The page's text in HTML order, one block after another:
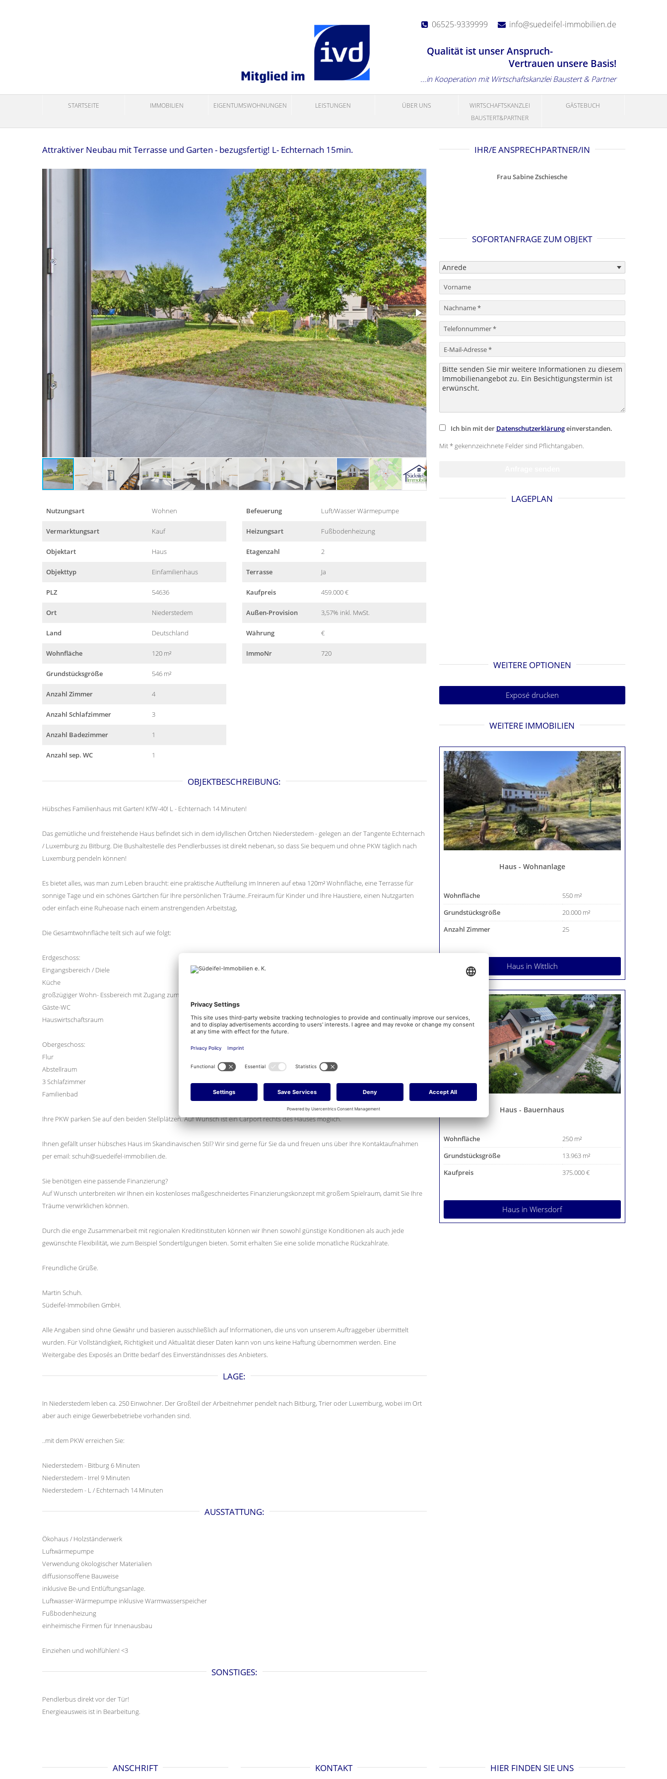
06525-9339999 info@suedeifel-immobilien.de
Qualität ist unser Anspruch-
Vertrauen unsere Basis!
...in Kooperation mit Wirtschaftskanzlei Baustert & Partner
STARTSEITE IMMOBILIEN EIGENTUMSWOHNUNGEN LEISTUNGEN ÜBER UNS
WIRTSCHAFTSKANZLEI
BAUSTERT&PARTNER
GÄSTEBUCH
Attraktiver Neubau mit Terrasse und Garten - bezugsfertig! L- Echternach 15min.
Nutzungsart Wohnen
Vermarktungsart Kauf
Objektart Haus
Objekttyp Einfamilienhaus
PLZ 54636
Ort Niederstedem
Land Deutschland
Wohnfläche 120 m²
Grundstücksgröße 546 m²
Anzahl Zimmer 4
Anzahl Schlafzimmer 3
Anzahl Badezimmer 1
Anzahl sep. WC 1
Befeuerung Luft/Wasser Wärmepumpe
Heizungsart Fußbodenheizung
Etagenzahl 2
Terrasse Ja
Kaufpreis 459.000 €
Außen-Provision 3,57% inkl. MwSt.
Währung €
ImmoNr 720
OBJEKTBESCHREIBUNG:
Hübsches Familienhaus mit Garten! KfW-40! L - Echternach 14 Minuten!
Das gemütliche und freistehende Haus befindet sich in dem idyllischen Örtchen Niederstedem - gelegen an der Tangente Echternach
/ Luxemburg zu Bitburg. Die Bushaltestelle des Pendlerbusses ist direkt nebenan, so dass Sie bequem und ohne PKW täglich nach
Luxemburg pendeln können!
Es bietet alles, was man zum Leben braucht: eine praktische Autfteilung im Inneren auf etwa 120m² Wohnfläche, eine Terrasse für
sonnige Tage und ein schönes Gärtchen für Ihre persönlichen Träume..Freiraum für Kinder und Ihre Haustiere, einen Nutzgarten
oder einfach eine Ruheoase nach einem anstrengenden Arbeitstag,
Die Gesamtwohnfläche teilt sich auf wie folgt:
Erdgeschoss:
Eingangsbereich / Diele
Küche
großzügiger Wohn- Essbereich mit Zugang zum Garten
Gäste-WC
Hauswirtschaftsraum
Obergeschoss:
Flur
Abstellraum
3 Schlafzimmer
Familienbad
Ihre PKW parken Sie auf den beiden Stellplätzen. Auf Wunsch ist ein Carport rechts des Hauses möglich.
Ihnen gefällt unser hübsches Haus im Skandinavischen Stil? Wir sind gerne für Sie da und freuen uns über Ihre Kontaktaufnahmen
per email: schuh@suedeifel-immobilien.de.
Sie benötigen eine passende Finanzierung?
Auf Wunsch unterbreiten wir Ihnen ein kostenloses maßgeschneidertes Finanzierungskonzept mit großem Spielraum, damit Sie Ihre
Träume verwirklichen können.
Durch die enge Zusammenarbeit mit regionalen Kreditinstituten können wir Ihnen sowohl günstige Konditionen als auch jede
gewünschte Flexibilität, wie zum Beispiel Sondertilgungen bieten. Somit erhalten Sie eine solide monatliche Rückzahlrate.
Freundliche Grüße.
Martin Schuh.
Südeifel-Immobilien GmbH.
Alle Angaben sind ohne Gewähr und basieren ausschließlich auf Informationen, die uns von unserem Auftraggeber übermittelt
wurden. Für Vollständigkeit, Richtigkeit und Aktualität dieser Daten kann von uns keine Haftung übernommen werden. Eine
Weitergabe des Exposés an Dritte bedarf des Einverständnisses des Anbieters.
LAGE:
In Niederstedem leben ca. 250 Einwohner. Der Großteil der Arbeitnehmer pendelt nach Bitburg, Trier oder Luxemburg, wobei im Ort
aber auch einige Gewerbebetriebe vorhanden sind.
..mit dem PKW erreichen Sie:
Niederstedem - Bitburg 6 Minuten
Niederstedem - Irrel 9 Minuten
Niederstedem - L / Echternach 14 Minuten
AUSSTATTUNG:
Ökohaus / Holzständerwerk
Luftwärmepumpe
Verwendung ökologischer Materialien
diffusionsoffene Bauweise
inklusive Be-und Entlüftungsanlage.
Luftwasser-Wärmepumpe inklusive Warmwasserspeicher
Fußbodenheizung
einheimische Firmen für Innenausbau
Einziehen und wohlfühlen! <3
SONSTIGES:
Pendlerbus direkt vor der Tür!
Energieausweis ist in Bearbeitung.
IHR/E ANSPRECHPARTNER/IN
Frau Sabine Zschiesche
SOFORTANFRAGE ZUM OBJEKT
Ich bin mit der Datenschutzerklärungeinverstanden.
Mit * gekennzeichnete Felder sind Pflichtangaben.
LAGEPLAN
WEITERE OPTIONEN
Exposé drucken
WEITERE IMMOBILIEN
Haus - Wohnanlage
Wohnfläche
550 m²
Grundstücksgröße
20.000 m²
Anzahl Zimmer
25
Haus in Wittlich
Haus - Bauernhaus
Wohnfläche
250 m²
Grundstücksgröße
13.963 m²
Kaufpreis
375.000 €
Haus in Wiersdorf
ANSCHRIFT KONTAKT HIER FINDEN SIE UNS